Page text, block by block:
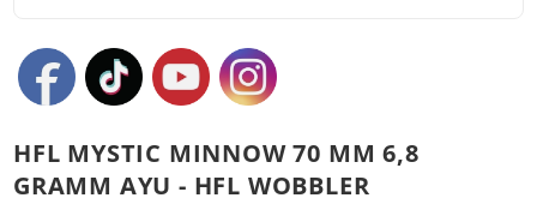
HFL MYSTIC MINNOW 70 MM 6,8
GRAMM AYU - HFL WOBBLER